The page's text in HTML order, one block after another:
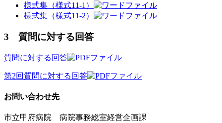
様式集（様式11-1）
様式集（様式11-2）
3 質問に対する回答
質問に対する回答
第2回質問に対する回答
お問い合わせ先
市立甲府病院 病院事務総室経営企画課